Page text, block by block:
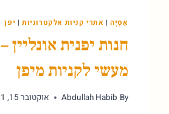
אַסְיָה| אתרי קניות אלקטרוניות | יפן
חנות יפנית אונליין
מעשי לקניות מיפן
By
Abdullah Habib אוקטובר 15, 2021